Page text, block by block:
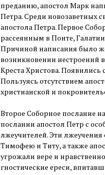
преданию, апостол Марк
Петра. Среди новозаветных
апостола Петра. Первое
рассеянным в Понте,
Причиной написания было
возникновении нестроений
Креста Христова. Появились
Пользуясь отсутствием
христианской и
Второе Соборное послание
послании апостол Петр с
лжеучителей. Эти
Тимофею и Титу, а также
угрожали вере и
гностические ереси,